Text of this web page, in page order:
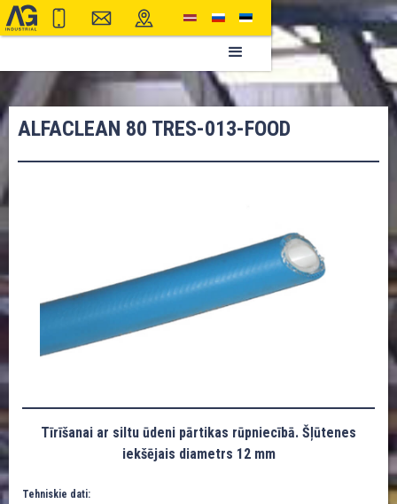
ALFACLEAN 80 TRES-013-FOOD
Tīrīšanai ar siltu ūdeni pārtikas rūpniecībā. Šļūtenes
iekšējais diametrs 12 mm
Tehniskie dati: